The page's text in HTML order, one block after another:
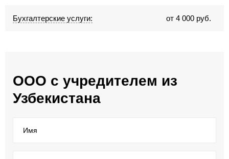
Бухгалтерские услуги: от 4 000 руб.
ООО с учредителем из
Узбекистана
Имя